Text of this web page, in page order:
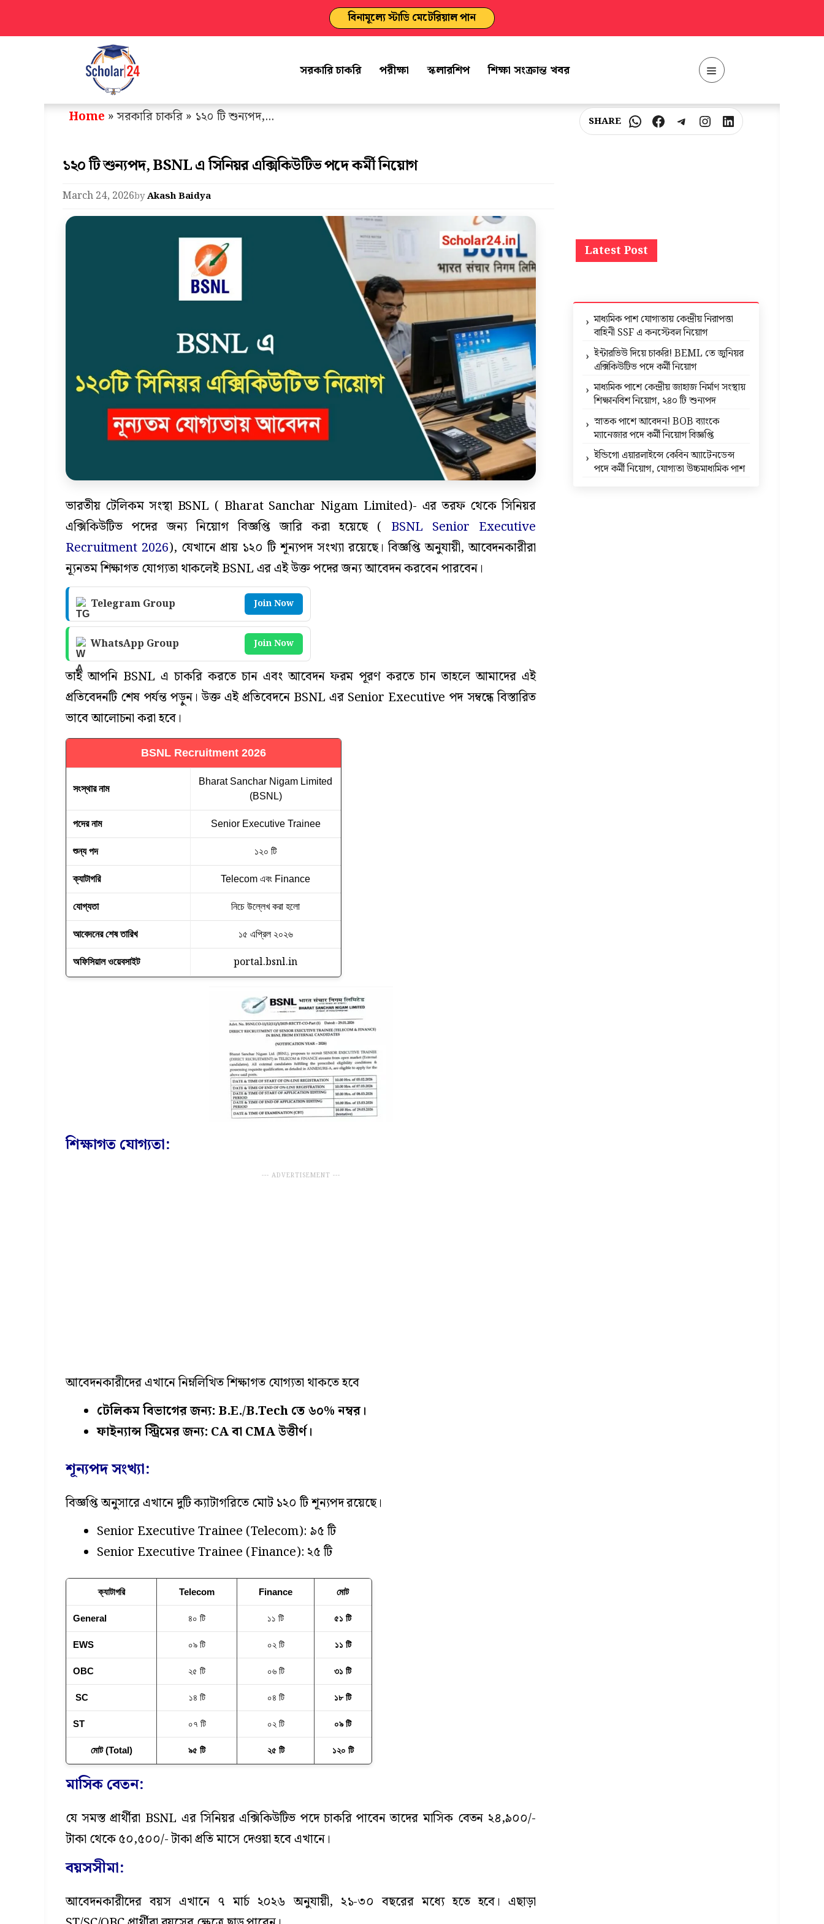
বিনামূল্যে স্টাডি মেটেরিয়াল পান
সরকারি চাকরি পরীক্ষা স্কলারশিপ শিক্ষা সংক্রান্ত খবর
Home » সরকারি চাকরি » ১২০ টি শুন্যপদ,...
১২০ টি শুন্যপদ, BSNL এ সিনিয়র এক্সিকিউটিভ পদে কর্মী নিয়োগ
March 24, 2026byAkash Baidya
ভারতীয় টেলিকম সংস্থা BSNL ( Bharat Sanchar Nigam Limited)- এর তরফ থেকে সিনিয়র
এক্সিকিউটিভ পদের জন্য নিয়োগ বিজ্ঞপ্তি জারি করা হয়েছে ( BSNL Senior Executive
Recruitment 2026), যেখানে প্রায় ১২০ টি শূন্যপদ সংখ্যা রয়েছে। বিজ্ঞপ্তি অনুযায়ী, আবেদনকারীরা
ন্যূনতম শিক্ষাগত যোগ্যতা থাকলেই BSNL এর এই উক্ত পদের জন্য আবেদন করবেন পারবেন।
Telegram Group Join Now
WhatsApp Group Join Now
তাই আপনি BSNL এ চাকরি করতে চান এবং আবেদন ফরম পূরণ করতে চান তাহলে আমাদের এই
প্রতিবেদনটি শেষ পর্যন্ত পড়ুন। উক্ত এই প্রতিবেদনে BSNL এর Senior Executive পদ সম্বন্ধে বিস্তারিত
ভাবে আলোচনা করা হবে।
BSNL Recruitment 2026
সংস্থার নাম
Bharat Sanchar Nigam Limited
(BSNL)
পদের নাম Senior Executive Trainee
শুন্য পদ ১২০ টি
ক্যাটাগরি Telecom এবং Finance
যোগ্যতা নিচে উল্লেখ করা হলো
আবেদনের শেষ তারিখ ১৫ এপ্রিল ২০২৬
অফিসিয়াল ওয়েবসাইট portal.bsnl.in
শিক্ষাগত যোগ্যতা:
--- ADVERTISEMENT ---
আবেদনকারীদের এখানে নিম্নলিখিত শিক্ষাগত যোগ্যতা থাকতে হবে
টেলিকম বিভাগের জন্য: B.E./B.Tech তে ৬০% নম্বর।
ফাইন্যান্স স্ট্রিমের জন্য: CA বা CMA উত্তীর্ণ।
শূন্যপদ সংখ্যা:
বিজ্ঞপ্তি অনুসারে এখানে দুটি ক্যাটাগরিতে মোট ১২০ টি শূন্যপদ রয়েছে।
Senior Executive Trainee (Telecom): ৯৫ টি
Senior Executive Trainee (Finance): ২৫ টি
ক্যাটাগরি Telecom Finance মোট
General ৪০ টি ১১ টি ৫১ টি
EWS ০৯ টি ০২ টি ১১ টি
OBC ২৫ টি ০৬ টি ৩১ টি
SC ১৪ টি ০৪ টি ১৮ টি
ST ০৭ টি ০২ টি ০৯ টি
মোট (Total) ৯৫ টি ২৫ টি ১২০ টি
মাসিক বেতন:
যে সমস্ত প্রার্থীরা BSNL এর সিনিয়র এক্সিকিউটিভ পদে চাকরি পাবেন তাদের মাসিক বেতন ২৪,৯০০/-
টাকা থেকে ৫০,৫০০/- টাকা প্রতি মাসে দেওয়া হবে এখানে।
বয়সসীমা:
আবেদনকারীদের বয়স এখানে ৭ মার্চ ২০২৬ অনুযায়ী, ২১-৩০ বছরের মধ্যে হতে হবে। এছাড়া
WhatsApp
Facebook
Telegram
Instagram
LinkedIn
Latest Post
মাধ্যমিক পাশ যোগ্যতায় কেন্দ্রীয় নিরাপত্তা
বাহিনী SSF এ কনস্টেবল নিয়োগ
ইন্টারভিউ দিয়ে চাকরি! BEML তে জুনিয়র
এক্সিকিউটিভ পদে কর্মী নিয়োগ
মাধ্যমিক পাশে কেন্দ্রীয় জাহাজ নির্মাণ সংস্থায়
শিক্ষানবিশ নিয়োগ, ২৪০ টি শুন্যপদ
স্নাতক পাশে আবেদন! BOB ব্যাংকে
ম্যানেজার পদে কর্মী নিয়োগ বিজ্ঞপ্তি
ইন্ডিগো এয়ারলাইন্সে কেবিন অ্যাটেনডেন্স
পদে কর্মী নিয়োগ, যোগ্যতা উচ্চমাধ্যমিক পাশ